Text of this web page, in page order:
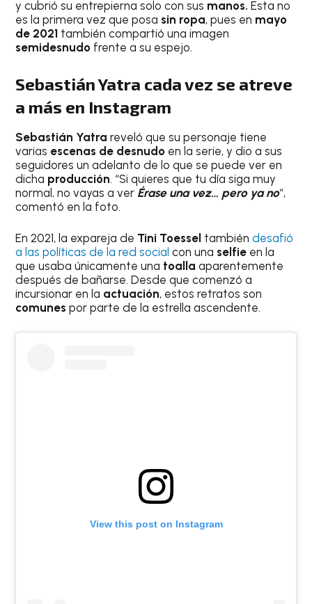
y cubrió su entrepierna solo con sus manos. Esta no
es la primera vez que posa sin ropa, pues en mayo
de 2021 también compartió una imagen
semidesnudo frente a su espejo.
Sebastián Yatra cada vez se atreve
a más en Instagram
Sebastián Yatrareveló que su personaje tiene
varias escenas de desnudo en la serie, y dio a sus
seguidores un adelanto de lo que se puede ver en
dicha producción. “Si quieres que tu día siga muy
normal, no vayas a ver Érase una vez… pero ya no“,
comentó en la foto.
En 2021, la expareja de Tini Toessel tambiéndesafió
a las políticas de la red social con una selfie en la
que usaba únicamente una toalla aparentemente
después de bañarse. Desde que comenzó a
incursionar en la actuación, estos retratos son
comunespor parte de la estrella ascendente.
View this post on Instagram